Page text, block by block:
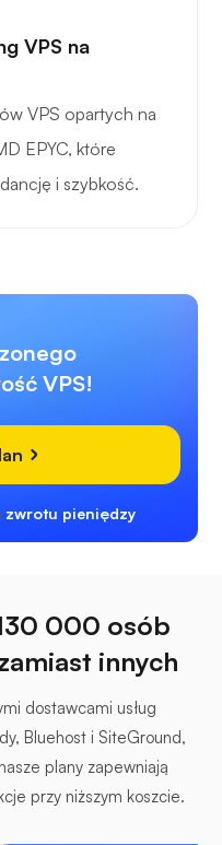
VPS na
VPS opartych na
EPYC, które
i szybkość.
VPS!
pieniędzy
000 osób
innych
dostawcami usług
Bluehost i SiteGround,
plany zapewniają
przy niższym koszcie.